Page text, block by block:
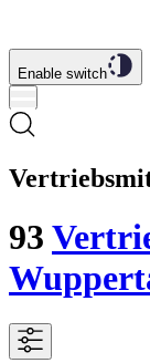
Enable switch
93